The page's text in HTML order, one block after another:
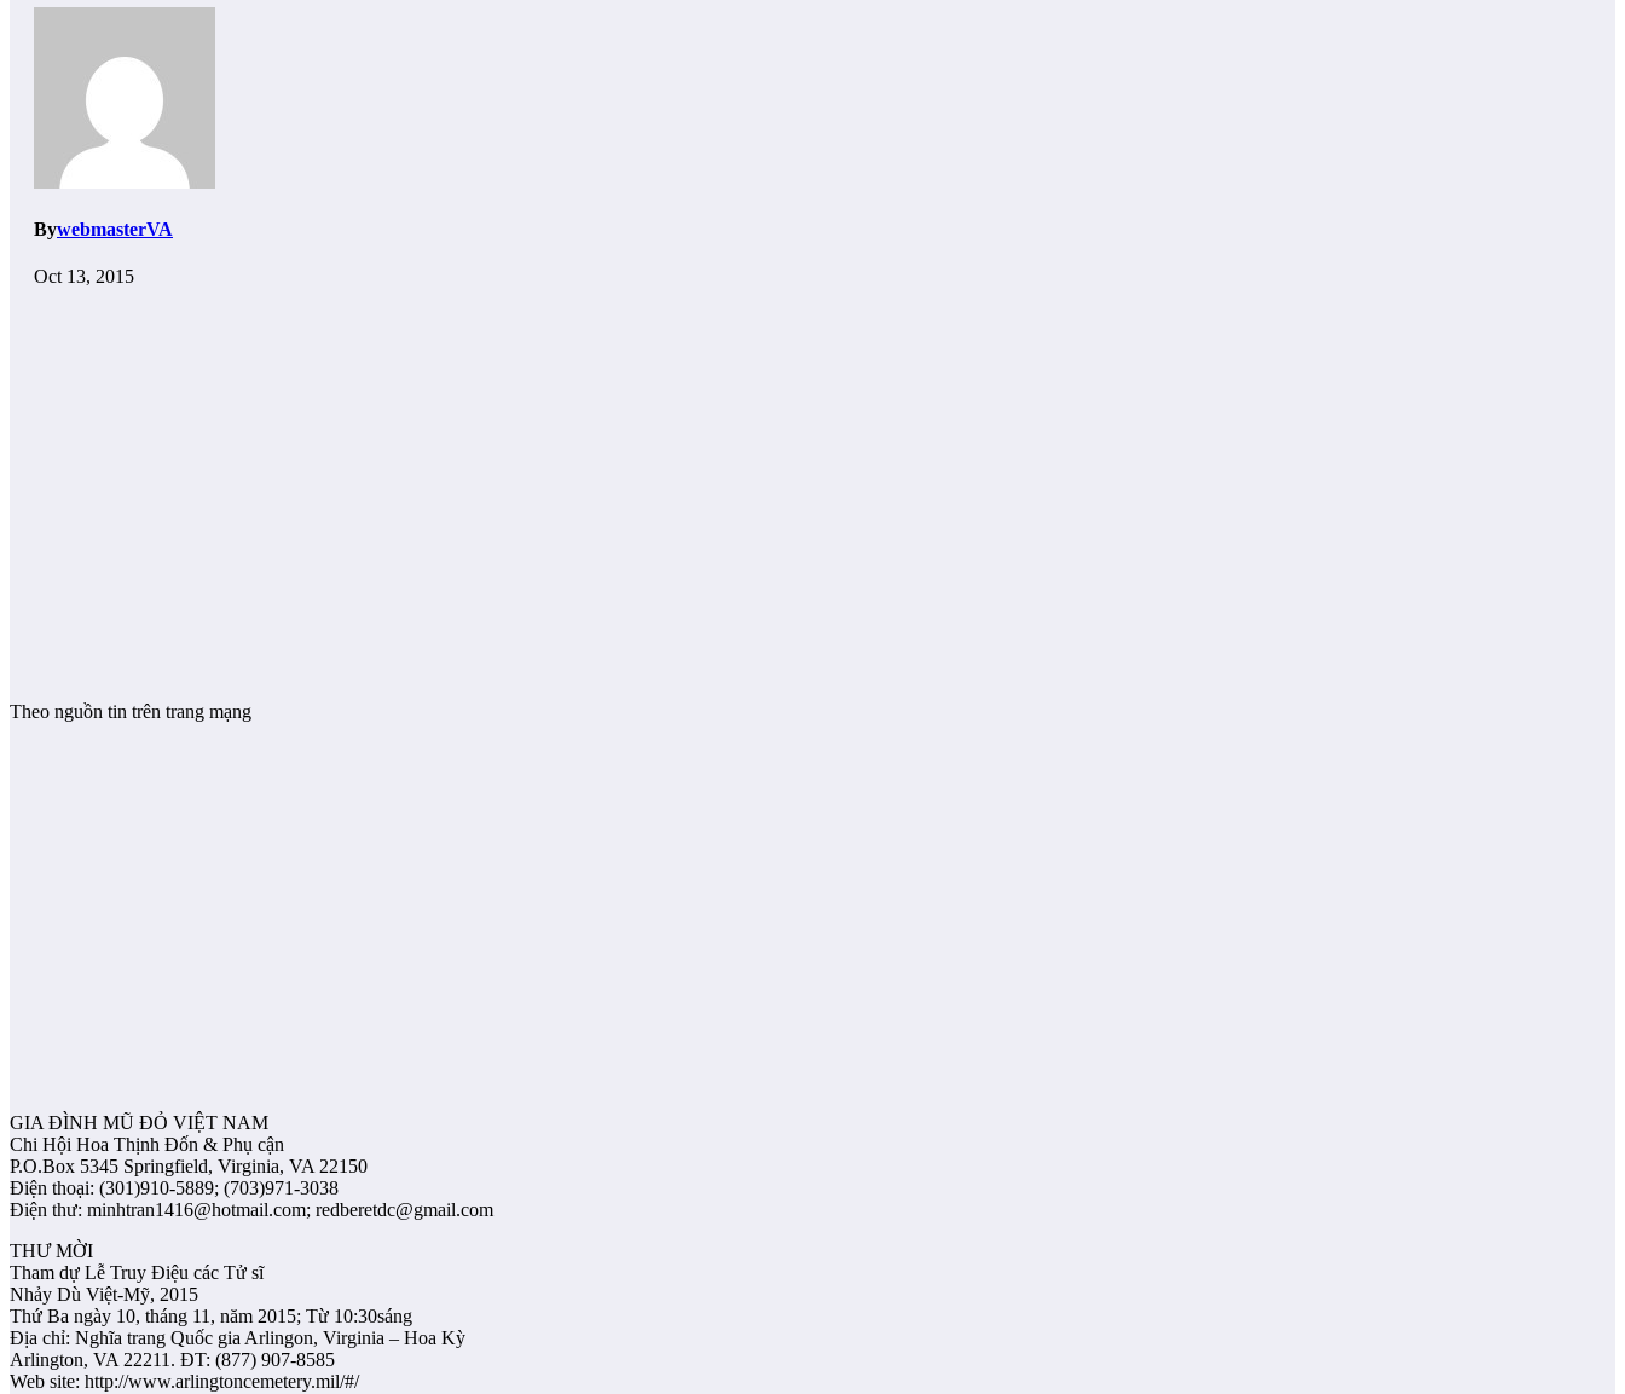
BywebmasterVA
Oct 13, 2015
Theo nguồn tin trên trang mạng
GIA ĐÌNH MŨ ĐỎ VIỆT NAM
Chi Hội Hoa Thịnh Đốn & Phụ cận
P.O.Box 5345 Springfield, Virginia, VA 22150
Điện thoại: (301)910-5889; (703)971-3038
Điện thư: minhtran1416@hotmail.com; redberetdc@gmail.com
THƯ MỜI
Tham dự Lễ Truy Điệu các Tử sĩ
Nhảy Dù Việt-Mỹ, 2015
Thứ Ba ngày 10, tháng 11, năm 2015; Từ 10:30sáng
Địa chỉ: Nghĩa trang Quốc gia Arlingon, Virginia – Hoa Kỳ
Arlington, VA 22211. ĐT: (877) 907-8585
Web site: http://www.arlingtoncemetery.mil/#/